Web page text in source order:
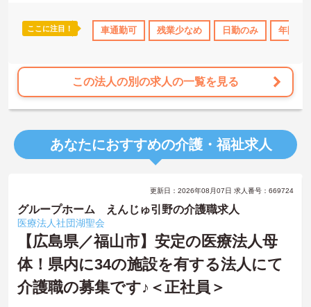
ここに注目！ 車通勤可 残業少なめ 日勤のみ 年間休
この法人の別の求人の一覧を見る
あなたにおすすめの介護・福祉求人
更新日：2026年08月07日 求人番号：669724
グループホーム えんじゅ引野の介護職求人
医療法人社団湖聖会
【広島県／福山市】安定の医療法人母
体！県内に34の施設を有する法人にて
介護職の募集です♪＜正社員＞